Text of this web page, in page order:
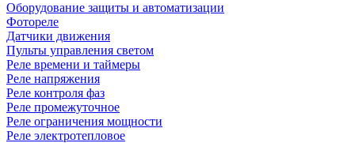
Оборудование защиты и автоматизации
Фотореле
Датчики движения
Пульты управления светом
Реле времени и таймеры
Реле напряжения
Реле контроля фаз
Реле промежуточное
Реле ограничения мощности
Реле электротепловое